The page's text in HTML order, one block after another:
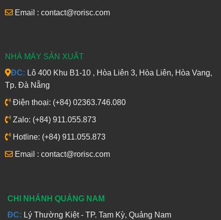
Email : contact@rorisc.com
NHÀ MÁY SẢN XUẤT
ĐC: Lô 400 Khu B1-10 , Hòa Liên 3, Hòa Liên, Hòa Vang,
Tp. Đà Nẵng
Điện thoại: (+84) 02363.746.080
Zalo: (+84) 911.055.873
Hotline: (+84) 911.055.873
Email : contact@rorisc.com
CHI NHÁNH QUẢNG NAM
ĐC: Lý Thường Kiệt - TP. Tam Kỳ, Quảng Nam